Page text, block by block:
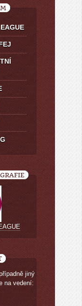
jiný
na vedení: